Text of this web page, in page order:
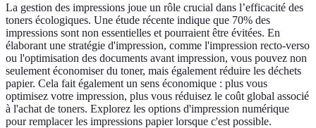
La gestion des impressions joue un rôle crucial dans l’efficacité des
toners écologiques. Une étude récente indique que 70% des
impressions sont non essentielles et pourraient être évitées. En
élaborant une stratégie d'impression, comme l'impression recto-verso
ou l'optimisation des documents avant impression, vous pouvez non
seulement économiser du toner, mais également réduire les déchets
papier. Cela fait également un sens économique : plus vous
optimisez votre impression, plus vous réduisez le coût global associé
à l'achat de toners. Explorez les options d'impression numérique
pour remplacer les impressions papier lorsque c'est possible.